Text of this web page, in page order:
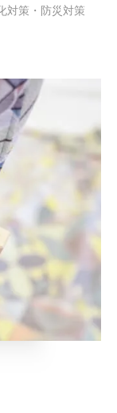
対策・防災対策